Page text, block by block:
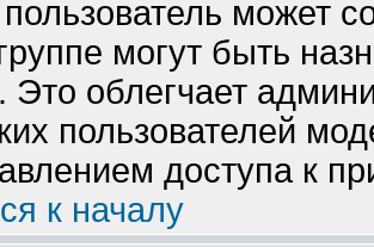
может
могут быть
Это облегчает
пользователей
доступа к
к началу